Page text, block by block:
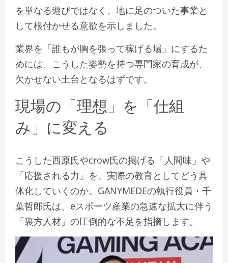
を単なる遊びではなく、地に足のついた事業と
して根付かせる意欲を示しました。
業界を「誰もが胸を張って稼げる場」にするた
めには、こうした姿勢を持つ専門家の育成が、
欠かせない土台となるはずです。
現場の「理想」を「仕組
み」に変える
こうした西原氏やcrow氏の掲げる「人間味」や
「応援される力」を、実際の教育としてどう具
体化していくのか。GANYMEDEの執行役員・千
葉哲郎氏は、eスポーツ産業の急速な拡大に伴う
「裏方人材」の圧倒的な不足を指摘します。